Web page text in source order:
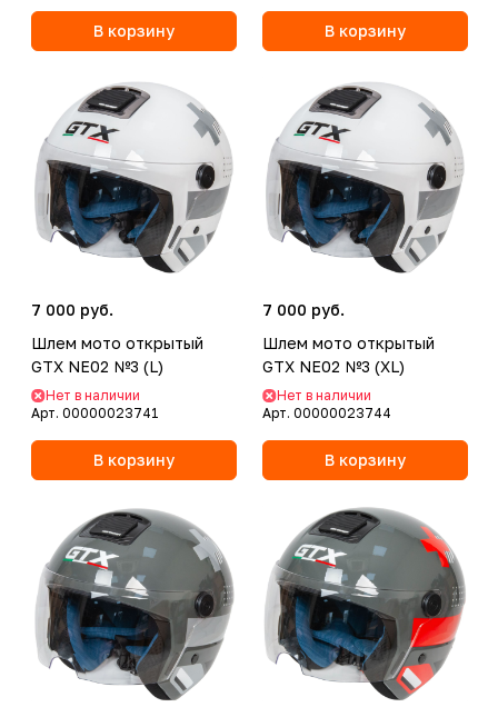
В корзину В корзину
7 000 руб.
Шлем мото открытый
GTX NE02 №3 (L)
Нет в наличии
Арт. 00000023741
В корзину
7 000 руб.
Шлем мото открытый
GTX NE02 №3 (XL)
Нет в наличии
Арт. 00000023744
В корзину